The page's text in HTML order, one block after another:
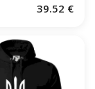
39.52 €